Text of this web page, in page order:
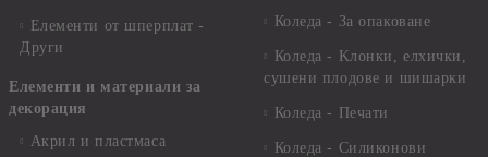
Елементи от шперплат -
Други
Елементи и материали за
декорация
Акрил и пластмаса
Коледа - За опаковане
Коледа - Kлонки, елхички,
сушени плодове и шишарки
Коледа - Печати
Коледа - Силиконови